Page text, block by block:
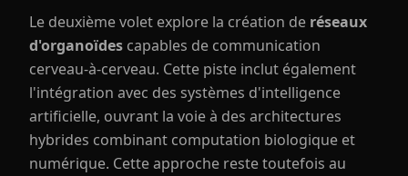
Le deuxième volet explore la création de réseaux
d'organoïdes capables de communication
cerveau-à-cerveau. Cette piste inclut également
l'intégration avec des systèmes d'intelligence
artificielle, ouvrant la voie à des architectures
hybrides combinant computation biologique et
numérique. Cette approche reste toutefois au